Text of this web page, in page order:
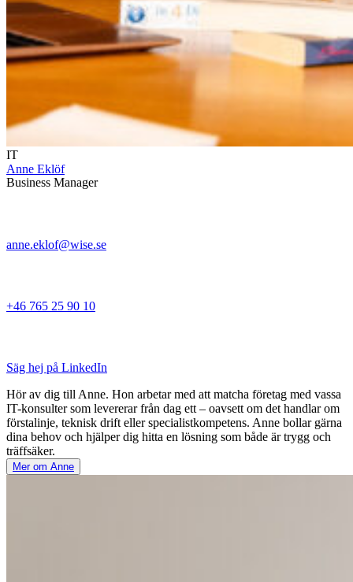
IT
Anne Eklöf
Business Manager
anne.eklof@wise.se
+46 765 25 90 10
Säg hej på LinkedIn
Hör av dig till Anne. Hon arbetar med att matcha företag med vassa
IT-konsulter som levererar från dag ett – oavsett om det handlar om
förstalinje, teknisk drift eller specialistkompetens. Anne bollar gärna
dina behov och hjälper dig hitta en lösning som både är trygg och
träffsäker.
Mer om Anne